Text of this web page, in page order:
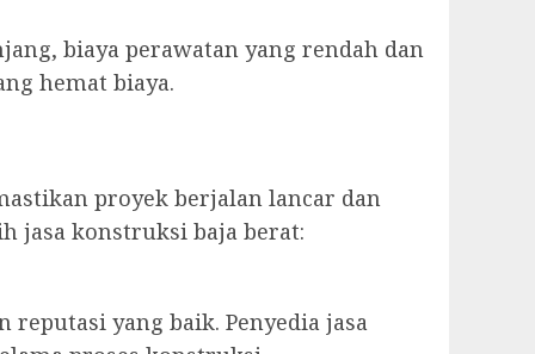
biaya perawatan yang rendah dan
hemat biaya.
proyek berjalan lancar dan
jasa konstruksi baja berat:
yang baik. Penyedia jasa